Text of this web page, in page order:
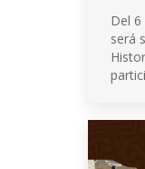
Del
será